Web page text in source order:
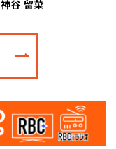
神谷 留菜